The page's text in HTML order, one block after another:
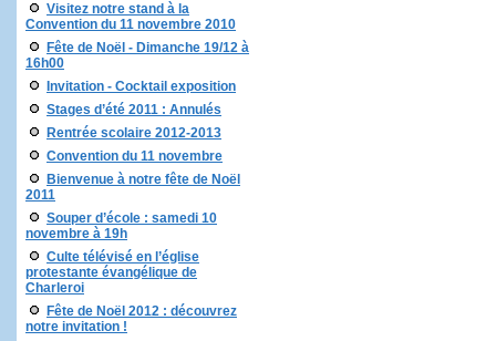
Visitez notre stand à la
Convention du 11 novembre 2010
Fête de Noël - Dimanche 19/12 à
16h00
Invitation - Cocktail exposition
Stages d’été 2011 : Annulés
Rentrée scolaire 2012-2013
Convention du 11 novembre
Bienvenue à notre fête de Noël
2011
Souper d’école : samedi 10
novembre à 19h
Culte télévisé en l’église
protestante évangélique de
Charleroi
Fête de Noël 2012 : découvrez
notre invitation !